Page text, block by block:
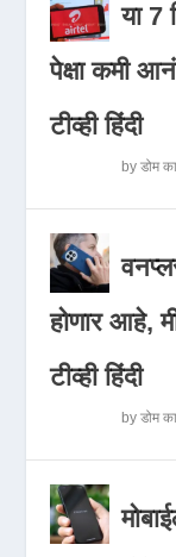
या 7
पेक्षा कमी
टीव्ही हिंदी
byडोम
होणार आहे,
टीव्ही हिंदी
byडोम